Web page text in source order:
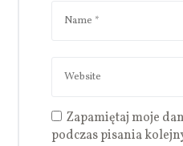
Zapamiętaj moje
podczas pisania